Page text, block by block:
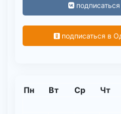
подписаться
подписаться в
Пн Вт Ср Чт